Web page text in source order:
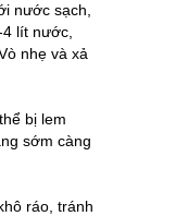
nước sạch,
lít nước,
nhẹ và xả
bị lem
sớm càng
ráo, tránh